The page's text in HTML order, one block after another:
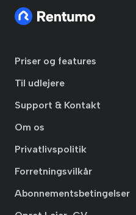
Priser og features
Til udlejere
Support & Kontakt
Om os
Privatlivspolitik
Forretningsvilkår
Abonnementsbetingelser